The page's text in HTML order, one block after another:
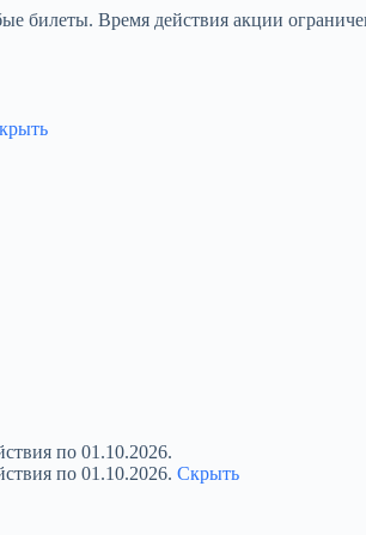
билеты. Время действия акции
по 01.10.2026.
по 01.10.2026. Скрыть